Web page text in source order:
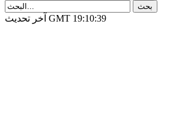
آخر تحديث GMT 19:10:39